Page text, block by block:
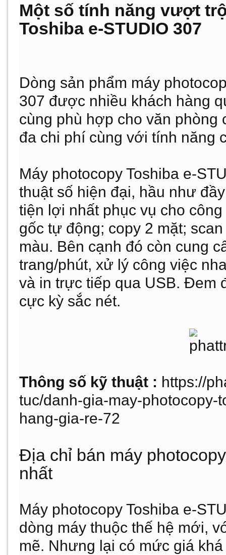
Một số tính năng vượt
Toshiba e-STUDIO 307
Dòng sản phẩm máy
307 được nhiều khách hàng
cùng phù hợp cho văn phòng
đa chi phí cùng với tính năng
Máy photocopy Toshiba e-
thuật số hiện đại, hầu như
tiện lợi nhất phục vụ cho
gốc tự động; copy 2 mặt;
màu. Bên cạnh đó còn cung
trang/phút, xử lý công việc
và in trực tiếp qua USB. Đem
cực kỳ sắc nét.
Thông số kỹ thuật : https://
tuc/danh-gia-may-photocopy-
hang-gia-re-72
Địa chỉ bán máy
nhất
Máy photocopy Toshiba e-
dòng máy thuộc thế hệ mới,
mẽ. Nhưng lại có mức giá